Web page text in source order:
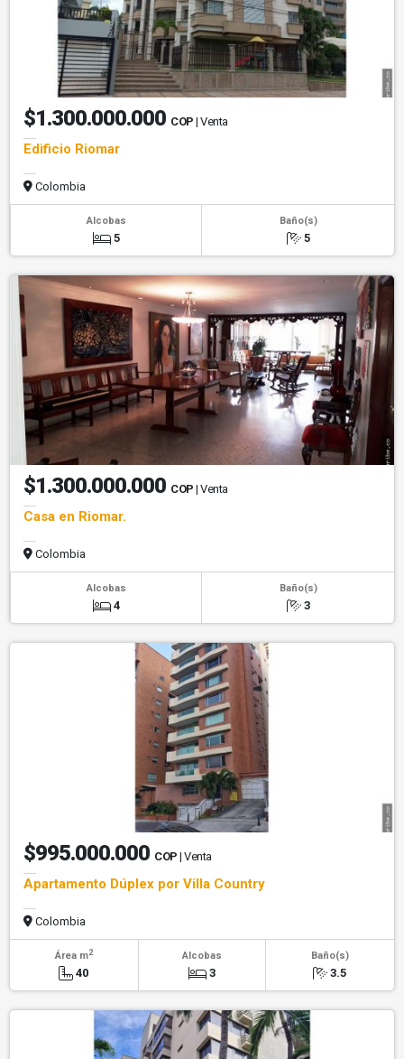
$1.300.000.000 COP | Venta
Edificio Riomar
Colombia
Alcobas
5
Baño(s)
5
$1.300.000.000 COP | Venta
Casa en Riomar.
Colombia
Alcobas
4
Baño(s)
3
$995.000.000 COP | Venta
Apartamento Dúplex por Villa Country
Colombia
Área m2
40
Alcobas
3
Baño(s)
3.5